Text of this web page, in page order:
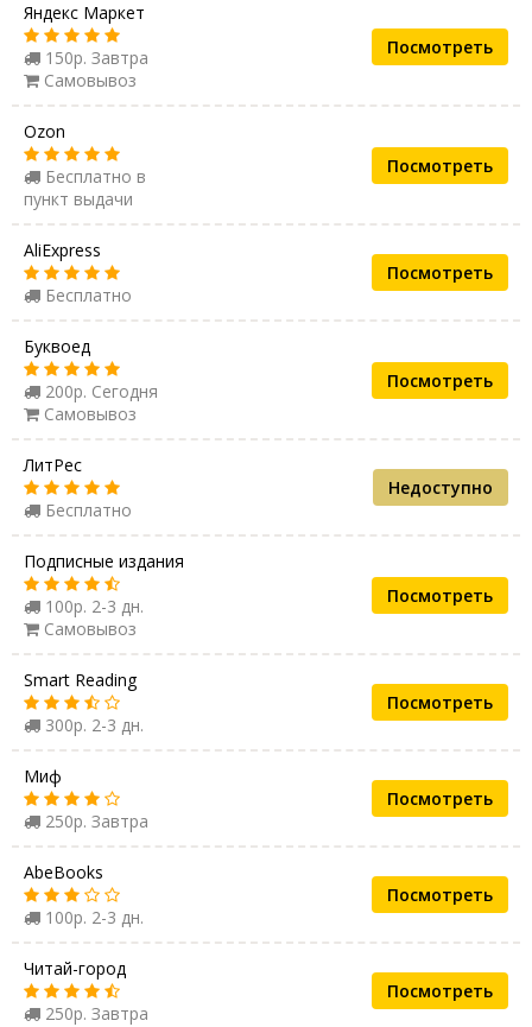
Яндекс Маркет
150р. Завтра
Самовывоз
Посмотреть
Ozon
Бесплатно в
пункт выдачи
Посмотреть
AliExpress
Бесплатно
Посмотреть
Буквоед
200р. Сегодня
Самовывоз
Посмотреть
ЛитРес
Бесплатно
Недоступно
Подписные издания
100р. 2-3 дн.
Самовывоз
Посмотреть
Smart Reading
300р. 2-3 дн.
Посмотреть
Миф
250р. Завтра
Посмотреть
AbeBooks
100р. 2-3 дн.
Посмотреть
Читай-город
250р. Завтра
Посмотреть